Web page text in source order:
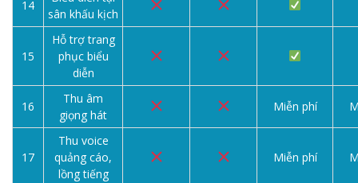
14
sân khấu kịch
15
Hỗ trợ trang
phục biểu
diễn
16
Thu âm
giọng hát
Miễn phí
17
Thu voice
quảng cáo,
lồng tiếng
Miễn phí